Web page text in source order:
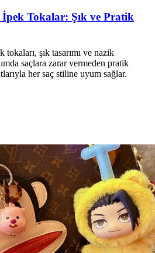
Tokalar: Şık ve Pratik
şık tasarımı ve nazik
saçlara zarar vermeden pratik
her saç stiline uyum sağlar.